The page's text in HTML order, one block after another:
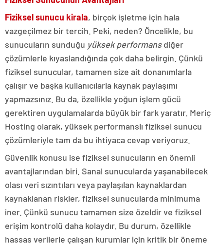
Fiziksel sunucu kirala, birçok işletme için hala
vazgeçilmez bir tercih. Peki, neden? Öncelikle, bu
sunucuların sunduğu yüksek performansdiğer
çözümlerle kıyaslandığında çok daha belirgin. Çünkü
fiziksel sunucular, tamamen size ait donanımlarla
çalışır ve başka kullanıcılarla kaynak paylaşımı
yapmazsınız. Bu da, özellikle yoğun işlem gücü
gerektiren uygulamalarda büyük bir fark yaratır. Meriç
Hosting olarak, yüksek performanslı fiziksel sunucu
çözümleriyle tam da bu ihtiyaca cevap veriyoruz.
Güvenlik konusu ise fiziksel sunucuların en önemli
avantajlarından biri. Sanal sunucularda yaşanabilecek
olası veri sızıntıları veya paylaşılan kaynaklardan
kaynaklanan riskler, fiziksel sunucularda minimuma
iner. Çünkü sunucu tamamen size özeldir ve fiziksel
erişim kontrolü daha kolaydır. Bu durum, özellikle
hassas verilerle çalışan kurumlar için kritik bir öneme